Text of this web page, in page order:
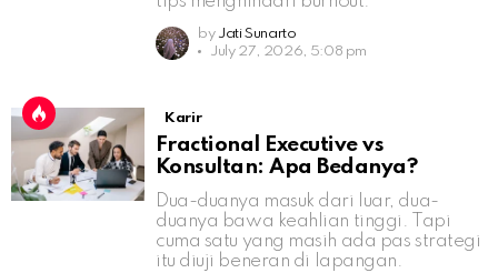
by Jati Sunarto
July 27, 2026, 5:08 pm
Karir
Fractional Executive vs
Konsultan: Apa Bedanya?
Dua-duanya masuk dari luar, dua-
duanya bawa keahlian tinggi. Tapi
cuma satu yang masih ada pas strategi
itu diuji beneran di lapangan.